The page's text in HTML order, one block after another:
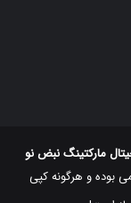
مارکتینگ نبض نو
بوده و هرگونه کپی